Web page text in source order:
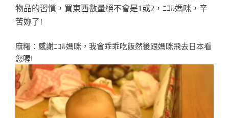
物品的習慣，買東西數量絕不會是1或2，ﾆｺﾙ媽咪，辛
苦妳了!
麻糬：感謝ﾆｺﾙ媽咪，我會乖乖吃飯然後跟媽咪飛去日本看
您喔!